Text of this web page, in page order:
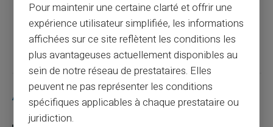
Article suivant
Articles similaires
Pour maintenir une certaine clarté et offrir une
expérience utilisateur simplifiée, les informations
affichées sur ce site reflètent les conditions les
plus avantageuses actuellement disponibles au
sein de notre réseau de prestataires. Elles
peuvent ne pas représenter les conditions
spécifiques applicables à chaque prestataire ou
juridiction.